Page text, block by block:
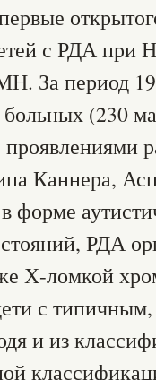
с РДА при
За период
(230
Каннера,
форме
РДА
Х-ломкой
с
и из